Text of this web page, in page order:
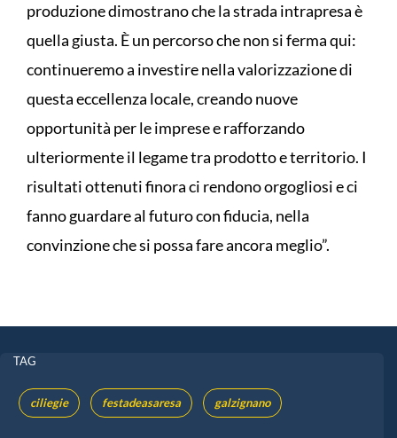
produzione dimostrano che la strada intrapresa è
quella giusta. È un percorso che non si ferma qui:
continueremo a investire nella valorizzazione di
questa eccellenza locale, creando nuove
opportunità per le imprese e rafforzando
ulteriormente il legame tra prodotto e territorio. I
risultati ottenuti finora ci rendono orgogliosi e ci
fanno guardare al futuro con fiducia, nella
convinzione che si possa fare ancora meglio”.
TAG
ciliegie festadeasaresa galzignano